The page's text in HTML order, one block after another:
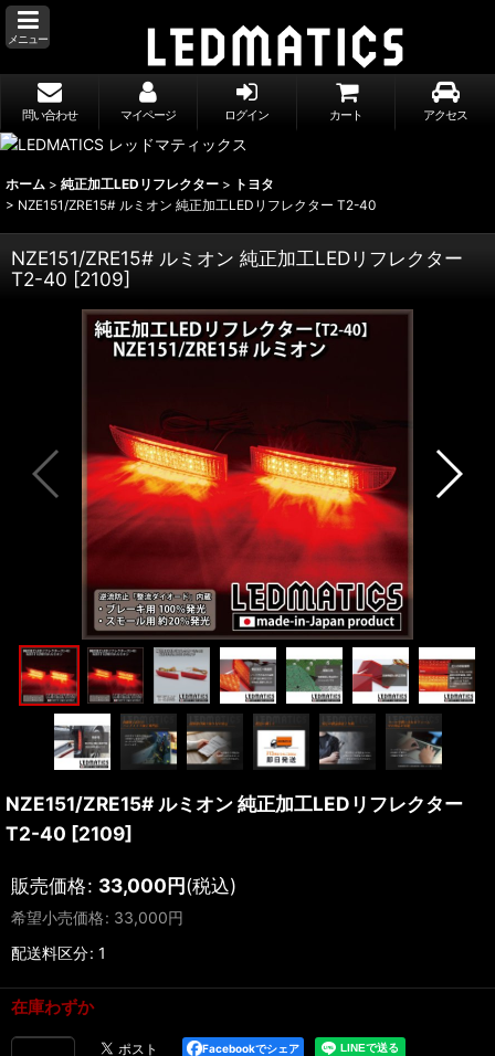
メニュー
問い合わせ マイページ ログイン カート アクセス
ホーム > 純正加工LEDリフレクター > トヨタ
> NZE151/ZRE15# ルミオン 純正加工LEDリフレクター T2-40
NZE151/ZRE15# ルミオン 純正加工LEDリフレクター
T2-40 [2109]
NZE151/ZRE15# ルミオン 純正加工LEDリフレクター
T2-40 [2109]
販売価格: 33,000円(税込)
希望小売価格: 33,000円
配送料区分: 1
在庫わずか
Facebookでシェア